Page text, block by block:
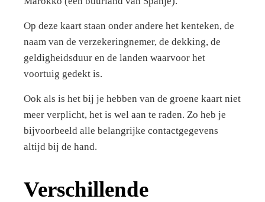
Op deze kaart staan onder andere het kenteken, de
naam van de verzekeringnemer, de dekking, de
geldigheidsduur en de landen waarvoor het
voortuig gedekt is.
Ook als is het bij je hebben van de groene kaart niet
meer verplicht, het is wel aan te raden. Zo heb je
bijvoorbeeld alle belangrijke contactgegevens
altijd bij de hand.
Verschillende